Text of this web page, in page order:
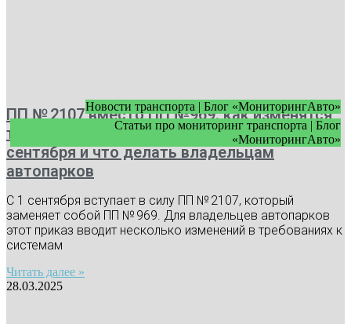
Новости транспорта | Блог «МониторингАвто»
Статьи про мониторинг транспорта | Блог
«МониторингАвто»
ПП № 2107 вместо ПП №969: как изменятся
требования к видеонаблюдению с 1
сентября и что делать владельцам
автопарков
С 1 сентября вступает в силу ПП № 2107, который
заменяет собой ПП № 969. Для владельцев автопарков
этот приказ вводит несколько изменений в требованиях к
системам
Читать далее »
28.03.2025